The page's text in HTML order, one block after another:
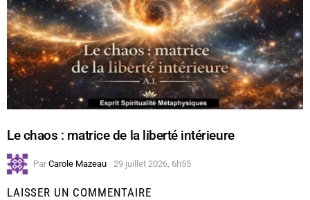
Le chaos : matrice de la liberté intérieure
Par Carole Mazeau 29 juillet 2026, 6h55
LAISSER UN COMMENTAIRE